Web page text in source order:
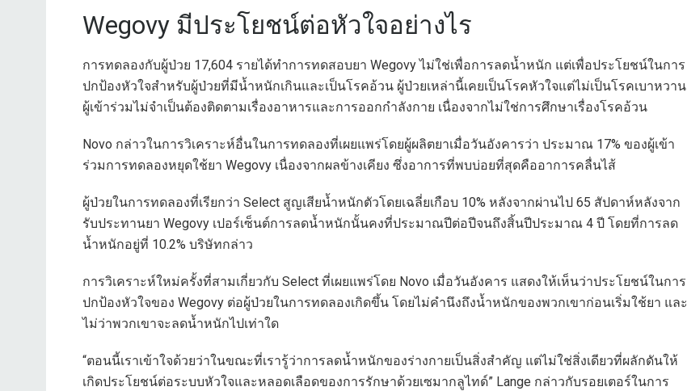
Wegovy มีประโยชน์ต่อหัวใจอย่างไร
การทดลองกับผู้ป่วย 17,604 รายได้ทำการทดสอบยา Wegovy ไม่ใช่เพื่อการลดน้ำหนัก แต่เพื่อประโยชน์ในการ
ปกป้องหัวใจสำหรับผู้ป่วยที่มีน้ำหนักเกินและเป็นโรคอ้วน ผู้ป่วยเหล่านี้เคยเป็นโรคหัวใจแต่ไม่เป็นโรคเบาหวาน
ผู้เข้าร่วมไม่จำเป็นต้องติดตามเรื่องอาหารและการออกกำลังกาย เนื่องจากไม่ใช่การศึกษาเรื่องโรคอ้วน
Novo กล่าวในการวิเคราะห์อื่นในการทดลองที่เผยแพร่โดยผู้ผลิตยาเมื่อวันอังคารว่า ประมาณ 17% ของผู้เข้า
ร่วมการทดลองหยุดใช้ยา Wegovy เนื่องจากผลข้างเคียง ซึ่งอาการที่พบบ่อยที่สุดคืออาการคลื่นไส้
ผู้ป่วยในการทดลองที่เรียกว่า Select สูญเสียน้ำหนักตัวโดยเฉลี่ยเกือบ 10% หลังจากผ่านไป 65 สัปดาห์หลังจาก
รับประทานยา Wegovy เปอร์เซ็นต์การลดน้ำหนักนั้นคงที่ประมาณปีต่อปีจนถึงสิ้นปีประมาณ 4 ปี โดยที่การลด
น้ำหนักอยู่ที่ 10.2% บริษัทกล่าว
การวิเคราะห์ใหม่ครั้งที่สามเกี่ยวกับ Select ที่เผยแพร่โดย Novo เมื่อวันอังคาร แสดงให้เห็นว่าประโยชน์ในการ
ปกป้องหัวใจของ Wegovy ต่อผู้ป่วยในการทดลองเกิดขึ้น โดยไม่คำนึงถึงน้ำหนักของพวกเขาก่อนเริ่มใช้ยา และ
ไม่ว่าพวกเขาจะลดน้ำหนักไปเท่าใด
“ตอนนี้เราเข้าใจด้วยว่าในขณะที่เรารู้ว่าการลดน้ำหนักของร่างกายเป็นสิ่งสำคัญ แต่ไม่ใช่สิ่งเดียวที่ผลักดันให้
เกิดประโยชน์ต่อระบบหัวใจและหลอดเลือดของการรักษาด้วยเซมากลูไทด์” Lange กล่าวกับรอยเตอร์ในการ